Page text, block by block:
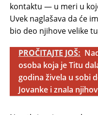
kontaktu — u meri u
Uvek naglašava da će
bio deo njihove velike
PROČITAJTE JOŠ:
osoba koja je Titu
godina živela u sobi
Jovanke i znala